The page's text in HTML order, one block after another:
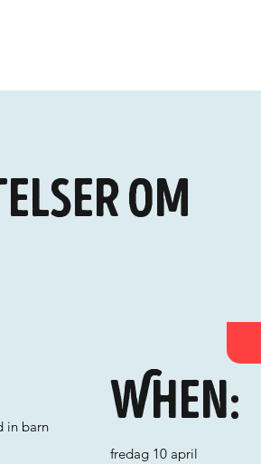
om
in barn
When:
fredag 10 april